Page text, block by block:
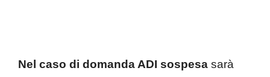
Nel caso di domanda ADI sospesa sarà